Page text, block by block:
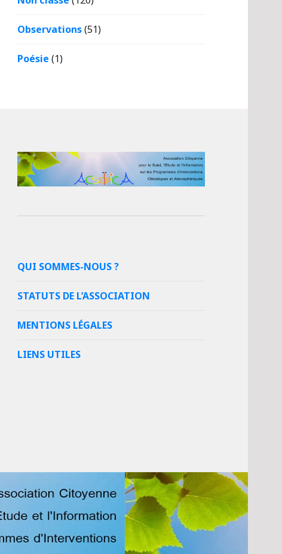
Observations(51)
Poésie (1)
QUI SOMMES-NOUS ?
STATUTS DE L’ASSOCIATION
MENTIONS LÉGALES
LIENS UTILES